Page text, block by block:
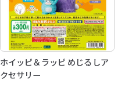
ホイッピ＆ラッピ めじるしア
クセサリー